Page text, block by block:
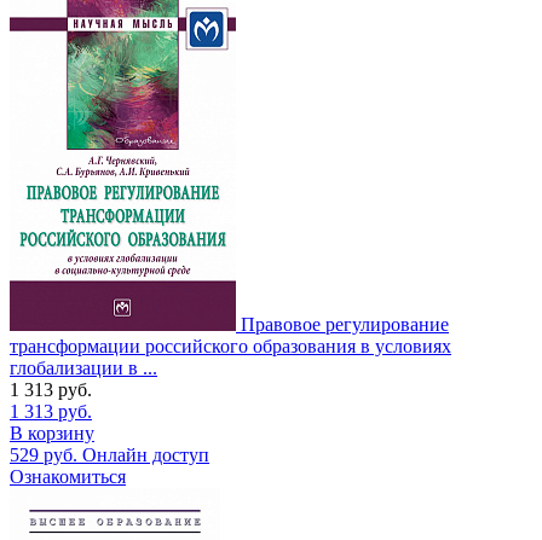
Правовое регулирование
трансформации российского образования в условиях
глобализации в ...
1 313 руб.
1 313 руб.
В корзину
529 руб. Онлайн доступ
Ознакомиться